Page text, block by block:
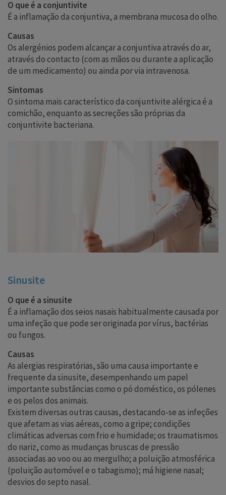
O que é a conjuntivite
É a inflamação da conjuntiva, a membrana mucosa do olho.
Causas
Os alergénios podem alcançar a conjuntiva através do ar,
através do contacto (com as mãos ou durante a aplicação
de um medicamento) ou ainda por via intravenosa.
Sintomas
O sintoma mais característico da conjuntivite alérgica é a
comichão, enquanto as secreções são próprias da
conjuntivite bacteriana.
Sinusite
O que é a sinusite
É a inflamação dos seios nasais habitualmente causada por
uma infeção que pode ser originada por vírus, bactérias
ou fungos.
Causas
As alergias respiratórias, são uma causa importante e
frequente da sinusite, desempenhando um papel
importante substâncias como o pó doméstico, os pólenes
e os pelos dos animais.
Existem diversas outras causas, destacando-se as infeções
que afetam as vias aéreas, como a gripe; condições
climáticas adversas com frio e humidade; os traumatismos
do nariz, como as mudanças bruscas de pressão
associadas ao voo ou ao mergulho; a poluição atmosférica
(poluição automóvel e o tabagismo); má higiene nasal;
desvios do septo nasal.